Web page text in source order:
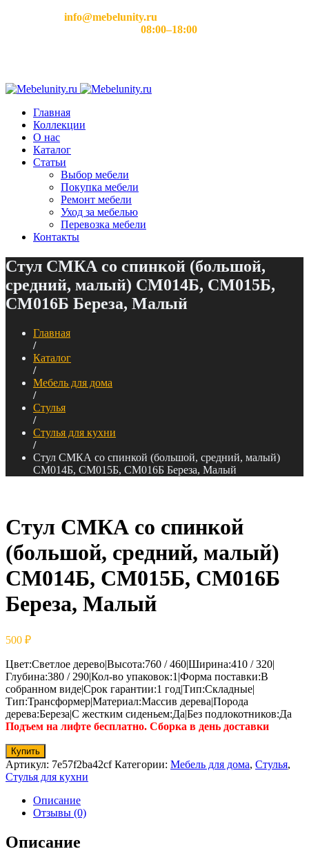
info@mebelunity.ru
08:00–18:00
Главная
Коллекции
О нас
Каталог
Статьи
Выбор мебели
Покупка мебели
Ремонт мебели
Уход за мебелью
Перевозка мебели
Контакты
Стул СМКА со спинкой (большой,
средний, малый) СМ014Б, СМ015Б,
СМ016Б Береза, Малый
Главная
/
Каталог
/
Мебель для дома
/
Стулья
/
Стулья для кухни
/
Стул СМКА со спинкой (большой, средний, малый)
СМ014Б, СМ015Б, СМ016Б Береза, Малый
Стул СМКА со спинкой
(большой, средний, малый)
СМ014Б, СМ015Б, СМ016Б
Береза, Малый
500 ₽
Цвет:Светлое дерево|Высота:760 / 460|Ширина:410 / 320|
Глубина:380 / 290|Кол-во упаковок:1|Форма поставки:В
собранном виде|Срок гарантии:1 год|Тип:Складные|
Тип:Трансформер|Материал:Массив дерева|Порода
дерева:Береза|С жестким сиденьем:Да|Без подлокотников:Да
Подъем на лифте бесплатно. Сборка в день доставки
Купить
Артикул: 7e57f2ba42cf Категории: Мебель для дома, Стулья,
Стулья для кухни
Описание
Отзывы (0)
Описание